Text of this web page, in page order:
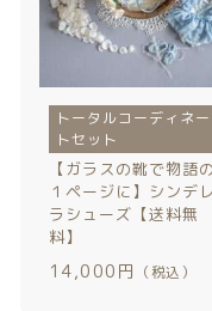
トータルコーディネー
トセット
【ガラスの靴で物語の
１ページに】シンデレ
ラシューズ【送料無
料】
14,000円 （税込）
ランキング
新着商品
商品一覧
最近チェックした商品
注文履歴